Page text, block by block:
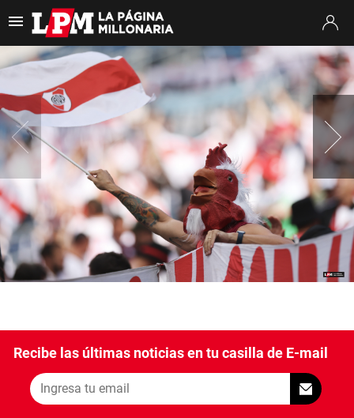
Es tendencia: Thiago Almada River Jaime Peñarol River River vs.
ULTIMAS NOTICIAS
STREAMING
TORNEO CLAUSURA
SUDAMERICANA
MERCADO DE PASES
FIXTURE
OPINIÓN
ANÁLISIS TÁCTICO
CHACHO COUDET
Recibe las últimas noticias en tu casilla de E-mail